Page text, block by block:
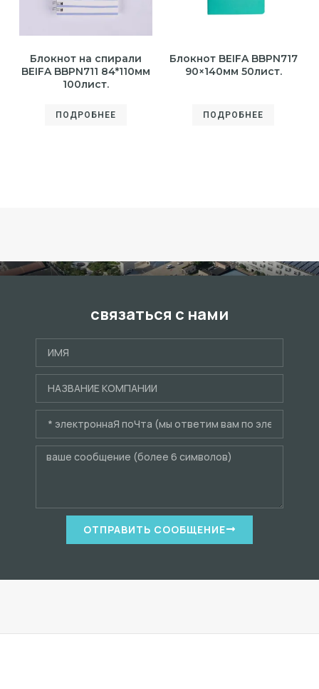
Блокнот на спирали
BEIFA BBPN711 84*110мм
100лист.
ПОДРОБНЕЕ
Блокнот BEIFA BBPN717
90×140мм 50лист.
ПОДРОБНЕЕ
связаться с нами
ОТПРАВИТЬ СООБЩЕНИЕ